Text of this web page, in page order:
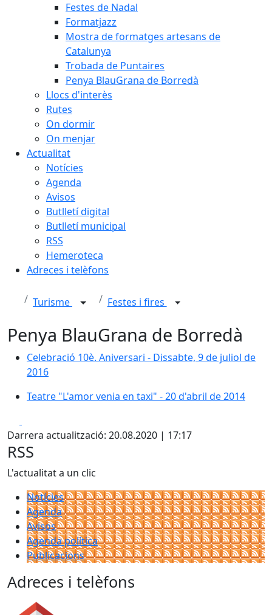
Festes de Nadal
Formatjazz
Mostra de formatges artesans de
Catalunya
Trobada de Puntaires
Penya BlauGrana de Borredà
Llocs d'interès
Rutes
On dormir
On menjar
Actualitat
Notícies
Agenda
Avisos
Butlletí digital
Butlletí municipal
RSS
Hemeroteca
Adreces i telèfons
Turisme Festes i fires
Penya BlauGrana de Borredà
Celebració 10è. Aniversari - Dissabte, 9 de juliol de
Celebració 10è. Aniversari - Dissabte, 9 de juliol de
2016
Teatre "L'amor venia en taxi" - 20 d'abril de 2014
Teatre "L'amor venia en taxi" - 20 d'abril de 2014
Darrera actualització: 20.08.2020 | 17:17
RSS
L'actualitat a un clic
Notícies
Agenda
Avisos
Agenda política
Publicacions
Adreces i telèfons